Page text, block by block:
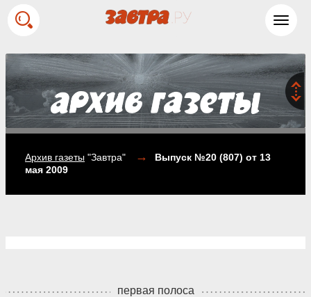
Архив газеты "Завтра" → Выпуск №20 (807) от 13
мая 2009
первая полоса